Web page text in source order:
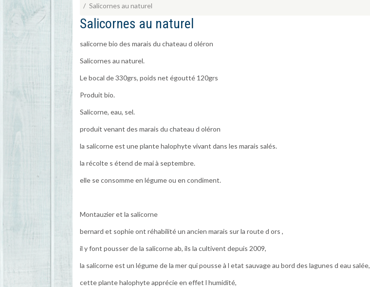
Salicornes au naturel
Salicornes au naturel
salicorne bio des marais du chateau d oléron
Salicornes au naturel.
Le bocal de 330grs, poids net égoutté 120grs
Produit bio.
Salicorne, eau, sel.
produit venant des marais du chateau d oléron
la salicorne est une plante halophyte vivant dans les marais salés.
la récolte s étend de mai à septembre.
elle se consomme en légume ou en condiment.
Montauzier et la salicorne
bernard et sophie ont réhabilité un ancien marais sur la route d ors ,
il y font pousser de la salicorne ab, ils la cultivent depuis 2009,
la salicorne est un légume de la mer qui pousse à l etat sauvage au bord des lagunes d eau salée,
cette plante halophyte apprécie en effet l humidité,